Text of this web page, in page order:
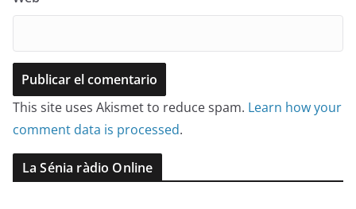
This site uses Akismet to reduce spam. Learn how your
comment data is processed.
La Sénia ràdio Online